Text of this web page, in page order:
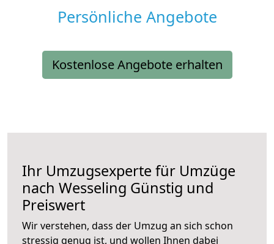
Persönliche Angebote
Kostenlose Angebote erhalten
Ihr Umzugsexperte für Umzüge
nach Wesseling Günstig und
Preiswert
Wir verstehen, dass der Umzug an sich schon
stressig genug ist, und wollen Ihnen dabei